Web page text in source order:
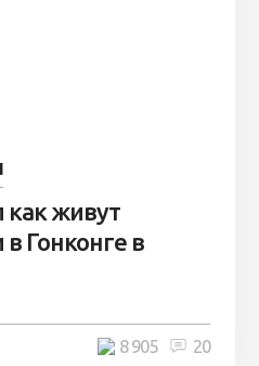
как живут
Гонконге в
20
8 905